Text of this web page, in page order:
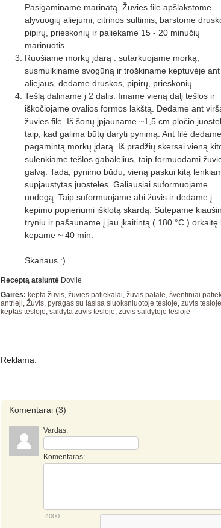
Pasigaminame marinatą. Žuvies file apšlakstome
alyvuogių aliejumi, citrinos sultimis, barstome
pipirų, prieskonių ir paliekame 15 - 20 minučių
marinuotis.
Ruošiame morkų įdarą : sutarkuojame morką,
susmulkiname svogūną ir troškiname keptuvėje ant
aliejaus, dedame druskos, pipirų, prieskonių.
Tešlą daliname į 2 dalis. Imame vieną dalį tešlos ir
iškočiojame ovalios formos lakštą. Dedame ant
žuvies filė. Iš šonų įpjauname ~1,5 cm pločio
taip, kad galima būtų daryti pynimą. Ant filė dedame
pagamintą morkų įdarą. Iš pradžių skersai vieną
sulenkiame tešlos gabalėlius, taip formuodami
galvą. Tada, pynimo būdu, vieną paskui kitą
supjaustytas juosteles. Galiausiai suformuojame
uodegą. Taip suformuojame abi žuvis ir dedame į
kepimo popieriumi išklotą skardą. Sutepame
tryniu ir pašauname į jau įkaitintą ( 180 °C ) orkaitę
kepame ~ 40 min.
Skanaus :)
Receptą atsiuntė Dovile
Gairės: kepta žuvis, žuvies patiekalai, žuvis patale, šventiniai
antrieji, Žuvis, pyragas su lasisa sluoksniuotoje tesloje, zuvis
keptas tesloje, saldyta zuvis tesloje, zuvis saldytoje tesloje
Reklama:
Komentarai (3)
Vardas:
Komentaras:
4000